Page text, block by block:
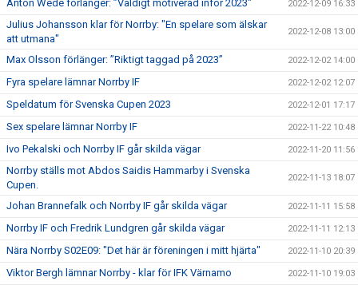
Anton Wede förlänger: ”Väldigt motiverad inför 2023" 2022-12-09 16:33
Julius Johansson klar för Norrby: "En spelare som älskar
att utmana"
2022-12-08 13:00
Max Olsson förlänger: ”Riktigt taggad på 2023” 2022-12-02 14:00
Fyra spelare lämnar Norrby IF 2022-12-02 12:07
Speldatum för Svenska Cupen 2023 2022-12-01 17:17
Sex spelare lämnar Norrby IF 2022-11-22 10:48
Ivo Pekalski och Norrby IF går skilda vägar 2022-11-20 11:56
Norrby ställs mot Abdos Saidis Hammarby i Svenska
Cupen.
2022-11-13 18:07
Johan Brannefalk och Norrby IF går skilda vägar 2022-11-11 15:58
Norrby IF och Fredrik Lundgren går skilda vägar 2022-11-11 12:13
Nära Norrby S02E09: "Det här är föreningen i mitt hjärta" 2022-11-10 20:39
Viktor Bergh lämnar Norrby - klar för IFK Värnamo 2022-11-10 19:03